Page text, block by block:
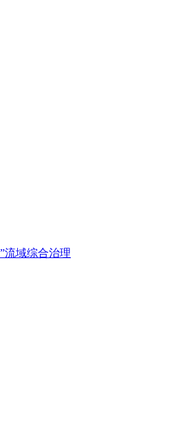
流域综合治理